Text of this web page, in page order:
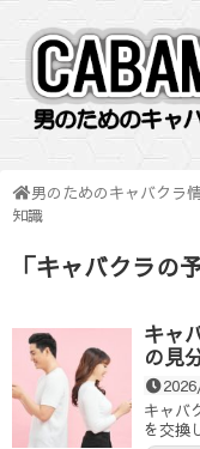
男のためのキャバクラ
知識
「キャバクラの
キャ
の見
キャバ
を交換